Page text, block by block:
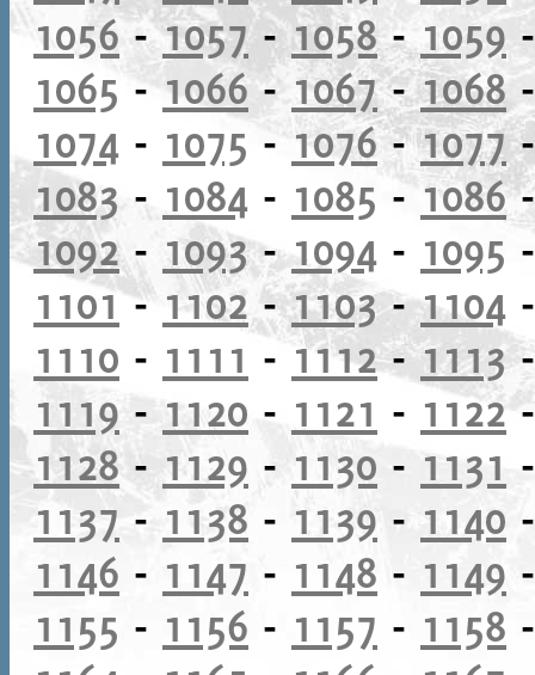
1056-1057-1058- 1059
1065 -1066- 1067-1068
1074 - 1075 -1076-1077
1083- 1084 - 1085 - 1086
1092- 1093-1094 - 1095
1101- 1102-1103-1104
1110 - 1111 - 1112-1113
1119-1120 - 1121 - 1122
1128- 1129 - 1130 - 1131
1137 - 1138 - 1139 - 1140
1146 - 1147 - 1148 - 1149
1155 - 1156 - 1157 - 1158